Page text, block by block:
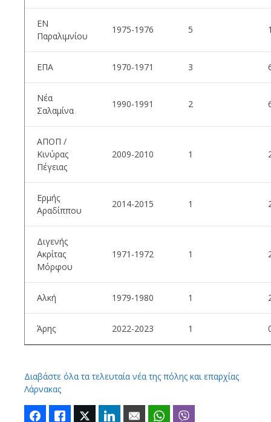
ΕΝ
Παραλιμνίου
1975-1976 5
ΕΠΑ 1970-1971 3
Νέα
Σαλαμίνα
1990-1991 2
ΑΠΟΠ /
Κινύρας
Πέγειας
2009-2010 1
Ερμής
Αραδίππου
2014-2015 1
Διγενής
Ακρίτας
Μόρφου
1971-1972 1
Αλκή 1979-1980 1
Άρης 2022-2023 1
Διαβάστε όλα τα τελευταία νέα της πόλης και επαρχίας
Λάρνακας
FacebookLike Twitter LinkedIn Email WhatsApp